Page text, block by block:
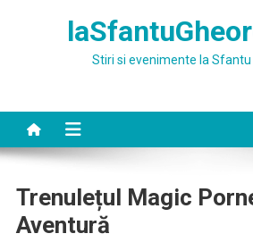
Stiri si evenimente la Sfantu
Trenulețul Magic
Aventură